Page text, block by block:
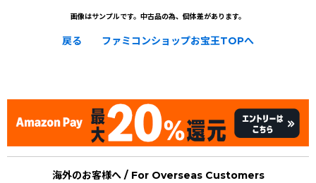
画像はサンプルです。中古品の為、個体差があります。
戻る ファミコンショップお宝王TOPへ
海外のお客様へ / For Overseas Customers